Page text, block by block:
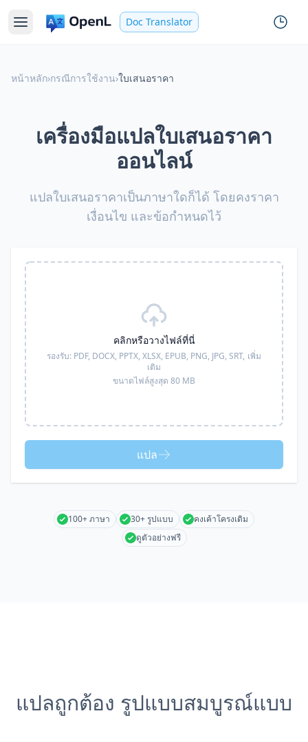
Doc Translator
หน้าหลัก›กรณีการใช้งาน›ใบเสนอราคา
เครื่องมือแปลใบเสนอราคา
ออนไลน์
แปลใบเสนอราคาเป็นภาษาใดก็ได้ โดยคงราคา
เงื่อนไข และข้อกำหนดไว้
คลิกหรือวางไฟล์ที่นี่
รองรับ: PDF, DOCX, PPTX, XLSX, EPUB, PNG, JPG, SRT, เพิ่ม
เติม
ขนาดไฟล์สูงสุด 80 MB
แปล
100+ ภาษา 30+ รูปแบบ
คงเค้าโครงเดิม
ดูตัวอย่างฟรี
แปลถูกต้อง รูปแบบสมบูรณ์แบบ